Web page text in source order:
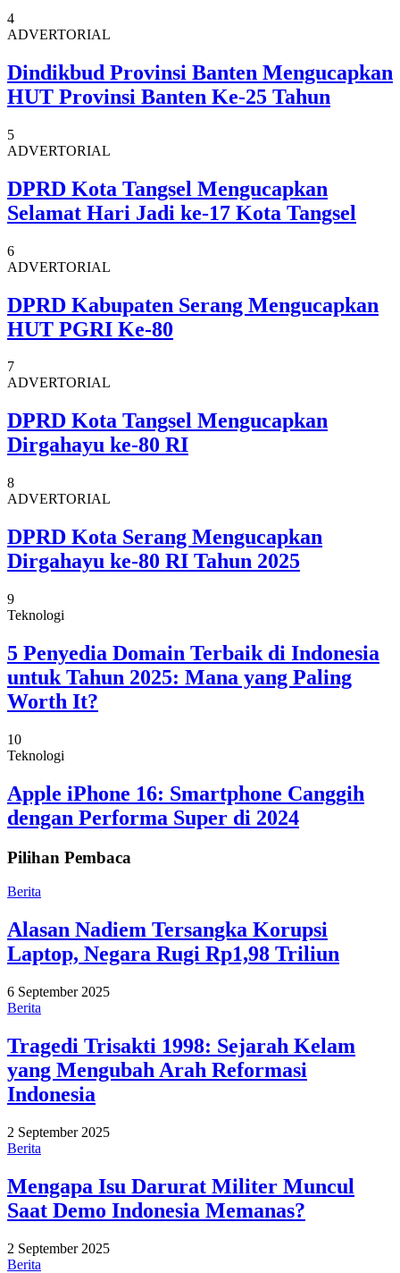
4
ADVERTORIAL
Dindikbud Provinsi Banten Mengucapkan
HUT Provinsi Banten Ke-25 Tahun
5
ADVERTORIAL
DPRD Kota Tangsel Mengucapkan
Selamat Hari Jadi ke-17 Kota Tangsel
6
ADVERTORIAL
DPRD Kabupaten Serang Mengucapkan
HUT PGRI Ke-80
7
ADVERTORIAL
DPRD Kota Tangsel Mengucapkan
Dirgahayu ke-80 RI
8
ADVERTORIAL
DPRD Kota Serang Mengucapkan
Dirgahayu ke-80 RI Tahun 2025
9
Teknologi
5 Penyedia Domain Terbaik di Indonesia
untuk Tahun 2025: Mana yang Paling
Worth It?
10
Teknologi
Apple iPhone 16: Smartphone Canggih
dengan Performa Super di 2024
Pilihan Pembaca
Berita
Alasan Nadiem Tersangka Korupsi
Laptop, Negara Rugi Rp1,98 Triliun
6 September 2025
Berita
Tragedi Trisakti 1998: Sejarah Kelam
yang Mengubah Arah Reformasi
Indonesia
2 September 2025
Berita
Mengapa Isu Darurat Militer Muncul
Saat Demo Indonesia Memanas?
2 September 2025
Berita